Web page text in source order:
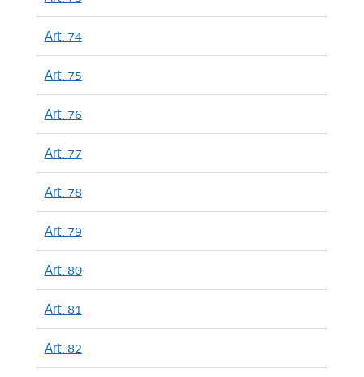
Art. 74
Art. 75
Art. 76
Art. 77
Art. 78
Art. 79
Art. 80
Art. 81
Art. 82